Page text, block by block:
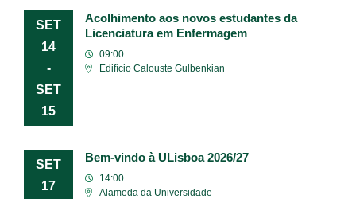
SET
14
-
SET
15
Acolhimento aos novos estudantes da
Licenciatura em Enfermagem
09:00
Edifício Calouste Gulbenkian
SET
17
Bem-vindo à ULisboa 2026/27
14:00
Alameda da Universidade